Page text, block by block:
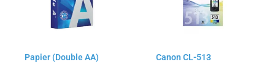
Papier (Double AA)
gekozen
Canon CL-513